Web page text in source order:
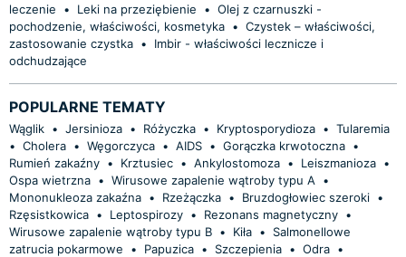
leczenie
• Leki na przeziębienie • Olej z czarnuszki -
pochodzenie, właściwości, kosmetyka • Czystek – właściwości,
zastosowanie czystka •
Imbir - właściwości lecznicze i
odchudzające
POPULARNE TEMATY
Wąglik • Jersinioza • Różyczka • Kryptosporydioza • Tularemia
• Cholera • Węgorczyca • AIDS • Gorączka krwotoczna •
Rumień zakaźny • Krztusiec • Ankylostomoza • Leiszmanioza •
Ospa wietrzna • Wirusowe zapalenie wątroby typu A
•
Mononukleoza zakaźna • Rzeżączka • Bruzdogłowiec szeroki •
Rzęsistkowica • Leptospirozy • Rezonans magnetyczny •
Wirusowe zapalenie wątroby typu B • Kiła •
Salmonellowe
zatrucia pokarmowe
• Papuzica • Szczepienia • Odra •